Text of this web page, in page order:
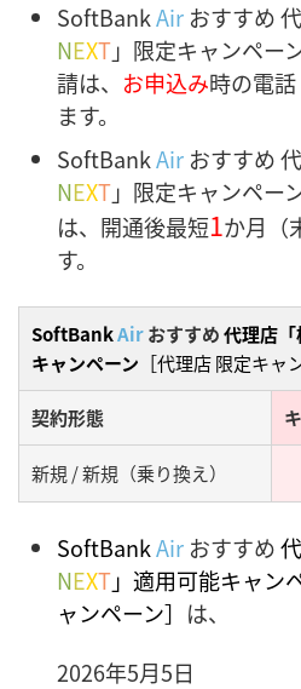
SoftBankAir おすすめ
NEXT」限定キャンペー
請は、 お申込み時の電
ます。
SoftBankAir おすすめ
NEXT」限定キャンペー
は、開通後最短1か月（
す。
SoftBankAirおすすめ代理店
キャンペーン ［代理店 限定キャ
契約形態
新規 / 新規（乗り換え）
SoftBankAir おすすめ
NEXT」適用可能キャン
ャンペーン］ は、
2026年5月5日